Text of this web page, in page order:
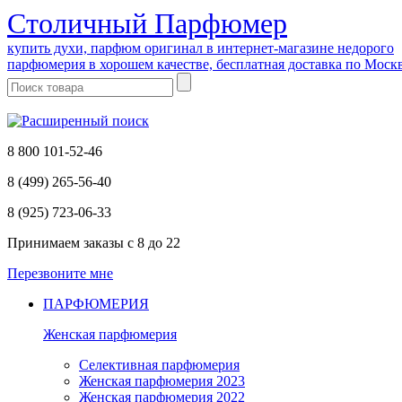
Cтоличный Парфюмер
купить духи, парфюм оригинал в интернет-магазине недорого
парфюмерия в хорошем качестве, бесплатная доставка по
8 800 101-52-46
8 (499) 265-56-40
8 (925) 723-06-33
Принимаем заказы с 8 до 22
Перезвоните мне
ПАРФЮМЕРИЯ
Женская парфюмерия
Селективная парфюмерия
Женская парфюмерия 2023
Женская парфюмерия 2022